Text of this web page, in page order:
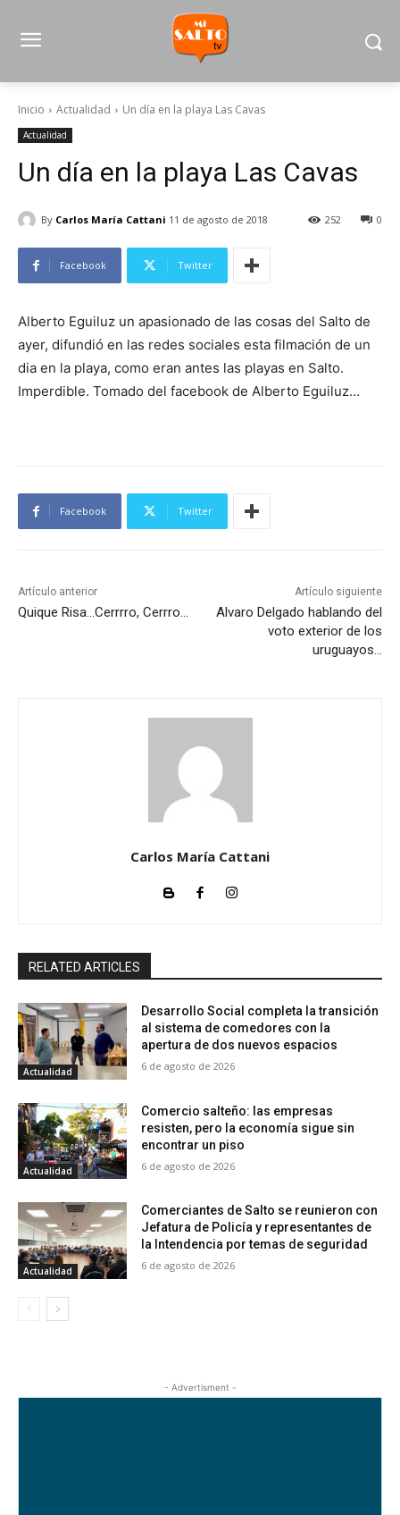
Inicio Actualidad Un día en la playa Las Cavas
Actualidad
Un día en la playa Las Cavas
By Carlos María Cattani 11 de agosto de 2018 0
252
Facebook Twitter
Alberto Eguiluz un apasionado de las cosas del Salto de
ayer, difundió en las redes sociales esta filmación de un
dia en la playa, como eran antes las playas en Salto.
Imperdible. Tomado del facebook de Alberto Eguiluz…
Facebook Twitter
Artículo anterior
Quique Risa…Cerrrro, Cerrro…
Artículo siguiente
Alvaro Delgado hablando del
voto exterior de los
uruguayos…
Carlos María Cattani
RELATED ARTICLES
Actualidad
Desarrollo Social completa la transición
al sistema de comedores con la
apertura de dos nuevos espacios
6 de agosto de 2026
Actualidad
Comercio salteño: las empresas
resisten, pero la economía sigue sin
encontrar un piso
6 de agosto de 2026
Actualidad
Comerciantes de Salto se reunieron con
Jefatura de Policía y representantes de
la Intendencia por temas de seguridad
6 de agosto de 2026
- Advertisment -